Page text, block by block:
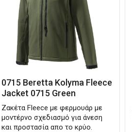
0715 Beretta Kolyma Fleece
Jacket 0715 Green
Ζακέτα Fleece με φερμουάρ με
μοντέρνο σχεδιασμό για άνεση
και προστασία απο το κρύο.